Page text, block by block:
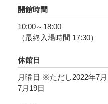
（1968年初版/1978年
き虫だけれど一生懸命
ん」を主人公としたシ
た絵本や、詩集のため
活動についても探りま
開館時間
10:00～18:00
（最終入場時間 17:30）
休館日
月曜日 ※ただし2022年7
7月19日